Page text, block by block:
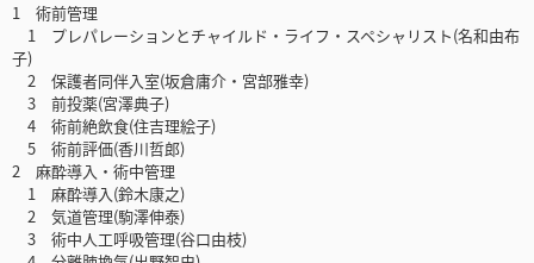
1 術前管理
1 プレパレーションとチャイルド・ライフ・スペシャリスト(名和由布
子)
2 保護者同伴入室(坂倉庸介・宮部雅幸)
3 前投薬(宮澤典子)
4 術前絶飲食(住吉理絵子)
5 術前評価(香川哲郎)
2 麻酔導入・術中管理
1 麻酔導入(鈴木康之)
2 気道管理(駒澤伸泰)
3 術中人工呼吸管理(谷口由枝)